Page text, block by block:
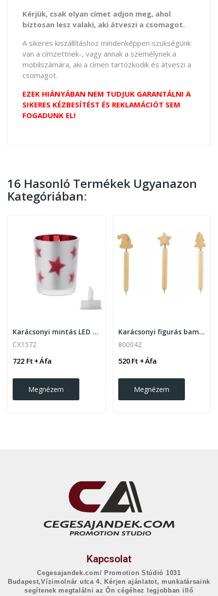
Kérjük, csak olyan címet adjon meg, ahol
biztosan lesz valaki, aki átveszi a csomagot.
A sikeres kiszállításhoz mindenképpen szükségünk
van a címzettnek-, vagy annak a személynek a
mobilszámára, aki a címen tartózkodik és átveszi a
csomagot.
EZEK HIÁNYÁBAN NEM TUDJUK GARANTÁLNI A
SIKERES KÉZBESÍTÉST ÉS REKLAMÁCIÓT SEM
FOGADUNK EL!
16 Hasonló Termékek Ugyanazon
Kategóriában:
Karácsonyi mintás LED mécses
CX1572
722 Ft + Áfa
Megnézem
Karácsonyi figurás bambusz golyóstoll 3 féle...
800042
520 Ft + Áfa
Megnézem
Kapcsolat
Cegesajandek.com/ Promotion Stúdió 1031
Budapest,Vízimolnár utca 4. Kérjen ajánlatot, munkatársaink
segítenek megtalálni az Ön cégéhez legjobban illő